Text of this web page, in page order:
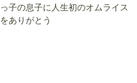
っ子の息子に人生初のオムライス
をありがとう